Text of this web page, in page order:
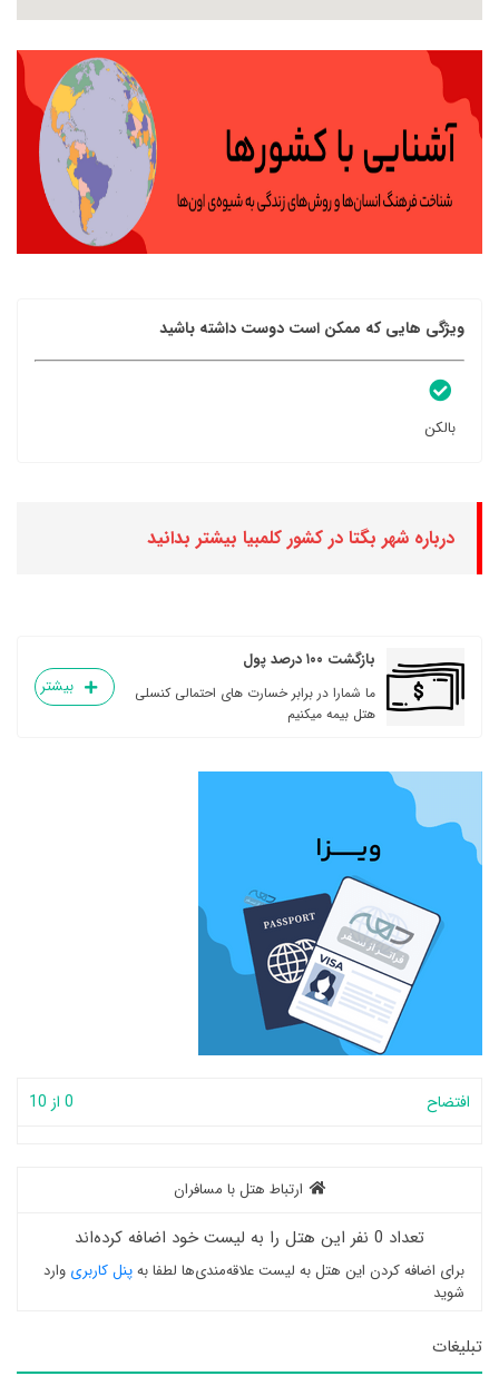
ویژگی هایی که ممکن است دوست داشته باشید
بالکن
درباره شهر بگتا در کشور کلمبیا بیشتر بدانید
بازگشت ۱۰۰ درصد پول
ما شمارا در برابر خسارت های احتمالی کنسلی
هتل بیمه میکنیم
بیشتر
افتضاح 0 از 10
ارتباط هتل با مسافران
تعداد 0 نفر این هتل را به لیست خود اضافه کرده‌اند
برای اضافه کردن این هتل به لیست علاقه‌مندی‌ها لطفا بهپنل کاربری وارد
شوید
تبلیغات